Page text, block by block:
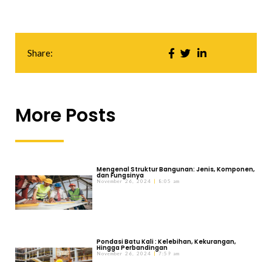
Share:
More Posts
Mengenal Struktur Bangunan: Jenis, Komponen,
dan Fungsinya
November 26, 2024 8:05 am
Pondasi Batu Kali : Kelebihan, Kekurangan,
Hingga Perbandingan
November 26, 2024 7:59 am